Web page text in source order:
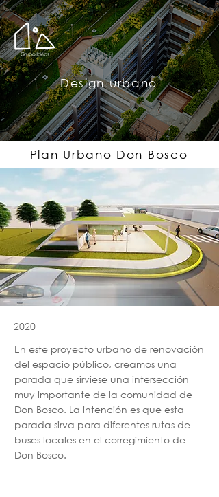
Design urbano
Plan Urbano Don Bosco
2020
En este proyecto urbano de renovación
del espacio público, creamos una
parada que sirviese una intersección
muy importante de la comunidad de
Don Bosco. La intención es que esta
parada sirva para diferentes rutas de
buses locales en el corregimiento de
Don Bosco.